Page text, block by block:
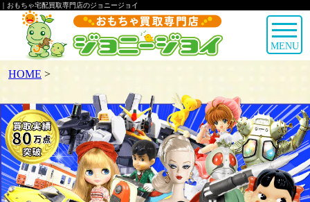
｜おもちゃ宅配買取専門店のジョニージョイ
MENU
HOME >